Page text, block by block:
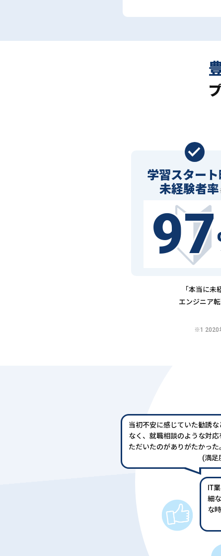
学習スター
未経験者率
97
「本当に
エンジニア転
※1 2020
当初不安に感じていた勧誘な
なく、就職相談のような対応
ただいたのがありがたかった
(満足
IT
細
な